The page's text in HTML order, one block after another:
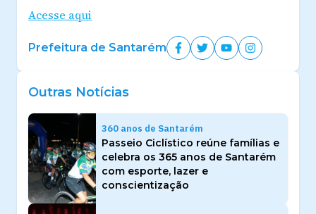
Acesse aqui
Prefeitura de Santarém
Outras Notícias
360 anos de Santarém
Passeio Ciclístico reúne famílias e
celebra os 365 anos de Santarém
com esporte, lazer e
conscientização